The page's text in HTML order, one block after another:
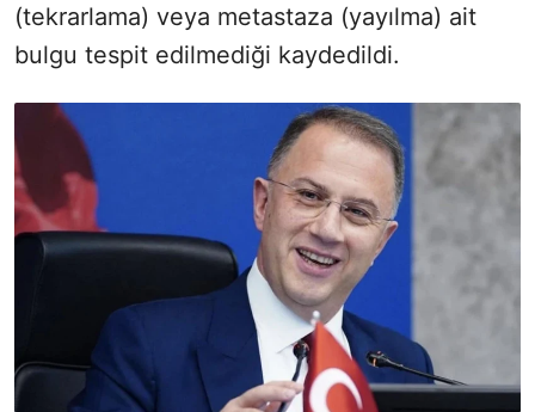
(tekrarlama) veya metastaza (yayılma) ait
bulgu tespit edilmediği kaydedildi.